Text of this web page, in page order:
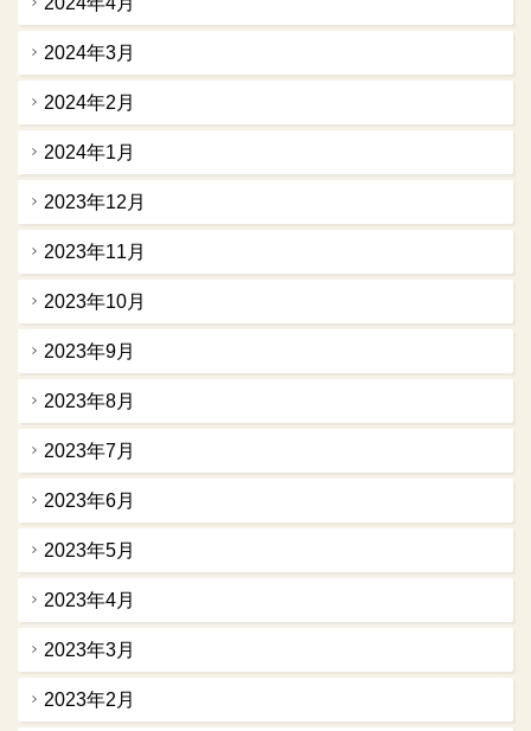
2024年3月
2024年2月
2024年1月
2023年12月
2023年11月
2023年10月
2023年9月
2023年8月
2023年7月
2023年6月
2023年5月
2023年4月
2023年3月
2023年2月